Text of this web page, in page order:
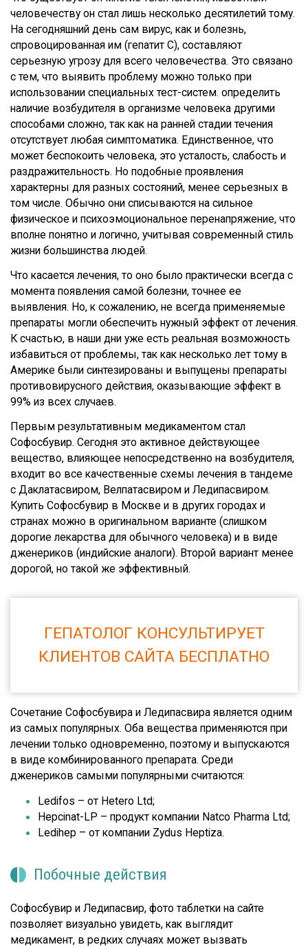
человечеству он стал лишь несколько десятилетий тому.
На сегодняшний день сам вирус, как и болезнь,
спровоцированная им (гепатит С), составляют
серьезную угрозу для всего человечества. Это связано
с тем, что выявить проблему можно только при
использовании специальных тест-систем. определить
наличие возбудителя в организме человека другими
способами сложно, так как на ранней стадии течения
отсутствует любая симптоматика. Единственное, что
может беспокоить человека, это усталость, слабость и
раздражительность. Но подобные проявления
характерны для разных состояний, менее серьезных в
том числе. Обычно они списываются на сильное
физическое и психоэмоциональное перенапряжение, что
вполне понятно и логично, учитывая современный стиль
жизни большинства людей.
Что касается лечения, то оно было практически всегда с
момента появления самой болезни, точнее ее
выявления. Но, к сожалению, не всегда применяемые
препараты могли обеспечить нужный эффект от лечения.
К счастью, в наши дни уже есть реальная возможность
избавиться от проблемы, так как несколько лет тому в
Америке были синтезированы и выпущены препараты
противовирусного действия, оказывающие эффект в
99% из всех случаев.
Первым результативным медикаментом стал
Софосбувир. Сегодня это активное действующее
вещество, влияющее непосредственно на возбудителя,
входит во все качественные схемы лечения в тандеме
с Даклатасвиром, Велпатасвиром и Ледипасвиром.
Купить Софосбувир в Москве и в других городах и
странах можно в оригинальном варианте (слишком
дорогие лекарства для обычного человека) и в виде
дженериков (индийские аналоги). Второй вариант менее
дорогой, но такой же эффективный.
ГЕПАТОЛОГ КОНСУЛЬТИРУЕТ
КЛИЕНТОВ САЙТА БЕСПЛАТНО
Сочетание Софосбувира и Ледипасвира является одним
из самых популярных. Оба вещества применяются при
лечении только одновременно, поэтому и выпускаются
в виде комбинированного препарата. Среди
дженериков самыми популярными считаются:
Ledifos – от Hetero Ltd;
Hepcinat-LP – продукт компании Natco Pharma Ltd;
Ledihep – от компании Zydus Heptiza.
Побочные действия
Софосбувир и Ледипасвир, фото таблетки на сайте
позволяет визуально увидеть, как выглядит
медикамент, в редких случаях может вызвать